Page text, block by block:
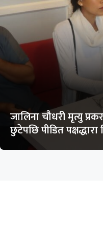
जालिना चौधरी मृत्यु
छुटेपछि पीडित पक्षद्धारा